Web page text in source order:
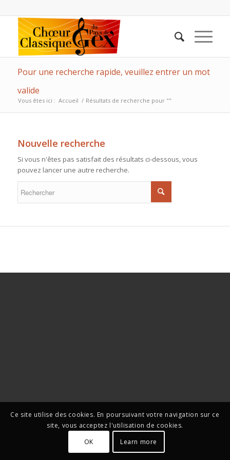
Pour une recherche rapide, veuillez entrer un mot
valide
Vous êtes ici : Accueil / Résultats de recherche pour ""
Nouvelle recherche
Si vous n'êtes pas satisfait des résultats ci-dessous, vous
pouvez lancer une autre recherche.
Ce site utilise des cookies. En poursuivant votre navigation sur ce
site, vous acceptez l'utilisation de cookies.
OK
Learn more